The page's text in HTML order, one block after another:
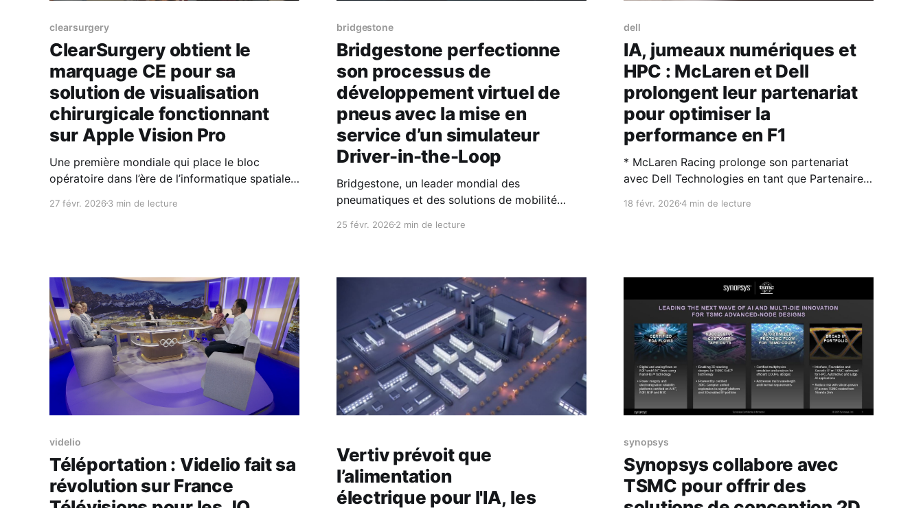
clearsurgery
ClearSurgery obtient le
marquage CE pour sa
solution de visualisation
chirurgicale fonctionnant
sur Apple Vision Pro
Une première mondiale qui place le bloc
opératoire dans l’ère de l’informatique spatiale
aujourd’hui que ClearSphere, une application de
Cette étape confirme la pertinence clinique
27 févr. 2026 3 min de lecture
bridgestone
Bridgestone perfectionne
son processus de
développement virtuel de
pneus avec la mise en
service d’un simulateur
Driver-in-the-Loop
Bridgestone, un leader mondial des
pneumatiques et des solutions de mobilité
dans la digitalisation du développement de ses
pour le processus de développement virtuel de
25 févr. 20262 min de lecture
dell
IA, jumeaux numériques et
HPC : McLaren et Dell
prolongent leur partenariat
pour optimiser la
performance en F1
* McLaren Racing prolonge son partenariat
avec Dell Technologies en tant que Partenaire
services Dell continuent de soutenir l’équipe
technologique et intelligence humaine au
18 févr. 20264 min de lecture
videlio
Téléportation : Videlio fait sa
révolution sur France
Vertiv prévoit que
l’alimentation
électrique pour l'IA, les
synopsys
Synopsys collabore avec
TSMC pour offrir des